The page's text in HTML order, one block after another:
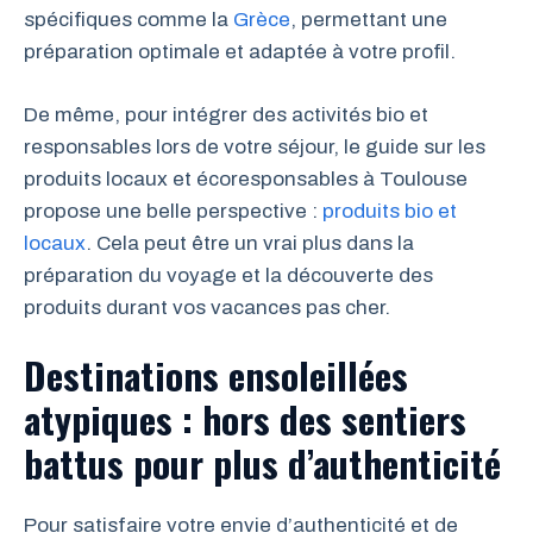
spécifiques comme la Grèce, permettant une
préparation optimale et adaptée à votre profil.
De même, pour intégrer des activités bio et
responsables lors de votre séjour, le guide sur les
produits locaux et écoresponsables à Toulouse
propose une belle perspective : produits bio et
locaux. Cela peut être un vrai plus dans la
préparation du voyage et la découverte des
produits durant vos vacances pas cher.
Destinations ensoleillées
atypiques : hors des sentiers
battus pour plus d’authenticité
Pour satisfaire votre envie d’authenticité et de